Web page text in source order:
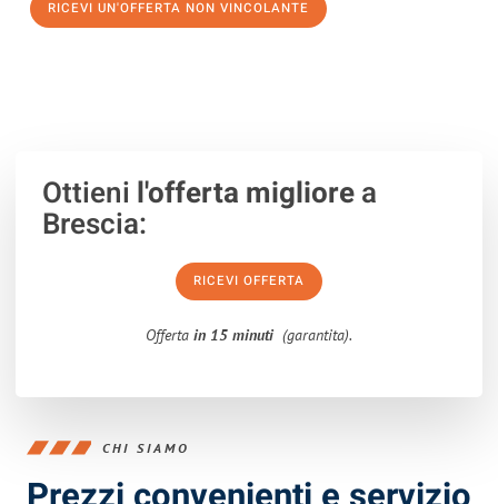
RICEVI UN'OFFERTA NON VINCOLANTE
Ottieni l'offerta migliorea
Brescia:
RICEVI OFFERTA
Offerta in 15 minuti (garantita).
CHI SIAMO